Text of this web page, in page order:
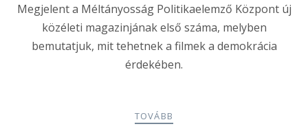
Megjelent a Méltányosság Politikaelemző Központ új
közéleti magazinjának első száma, melyben
bemutatjuk, mit tehetnek a filmek a demokrácia
érdekében.
TOVÁBB